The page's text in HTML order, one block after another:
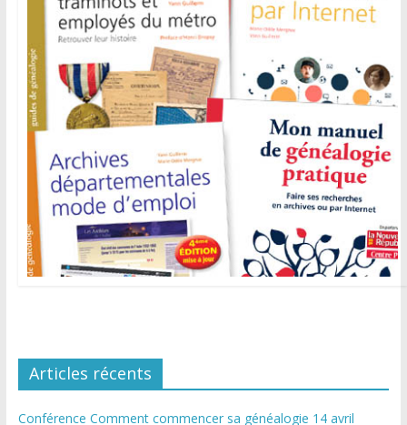
Articles récents
Conférence Comment commencer sa généalogie 14 avril